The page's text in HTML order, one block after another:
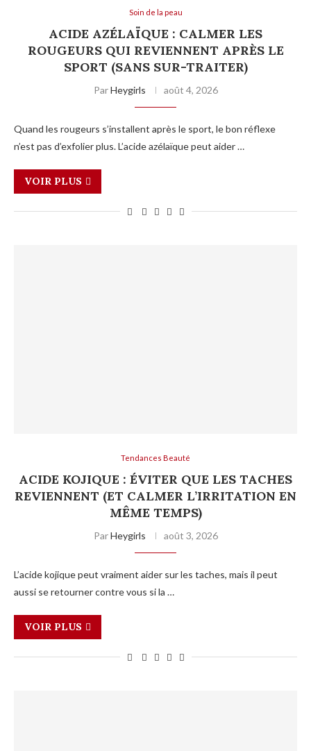
Soin de la peau
ACIDE AZÉLAÏQUE : CALMER LES
ROUGEURS QUI REVIENNENT APRÈS LE
SPORT (SANS SUR-TRAITER)
ParHeygirls août 4, 2026
Quand les rougeurs s’installent après le sport, le bon réflexe
n’est pas d’exfolier plus. L’acide azélaïque peut aider …
VOIR PLUS
Tendances Beauté
ACIDE KOJIQUE : ÉVITER QUE LES TACHES
REVIENNENT (ET CALMER L’IRRITATION EN
MÊME TEMPS)
ParHeygirls août 3, 2026
L’acide kojique peut vraiment aider sur les taches, mais il peut
aussi se retourner contre vous si la …
VOIR PLUS